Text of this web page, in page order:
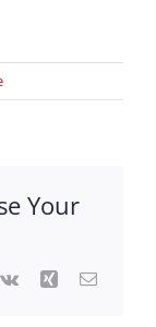
Your
Vk Xing E-